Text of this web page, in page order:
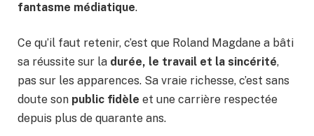
fantasme médiatique.
Ce qu’il faut retenir, c’est que Roland Magdane a bâti
sa réussite sur la durée, le travail et la sincérité,
pas sur les apparences. Sa vraie richesse, c’est sans
doute son public fidèle et une carrière respectée
depuis plus de quarante ans.